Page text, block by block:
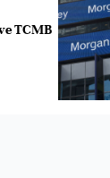
TCMB